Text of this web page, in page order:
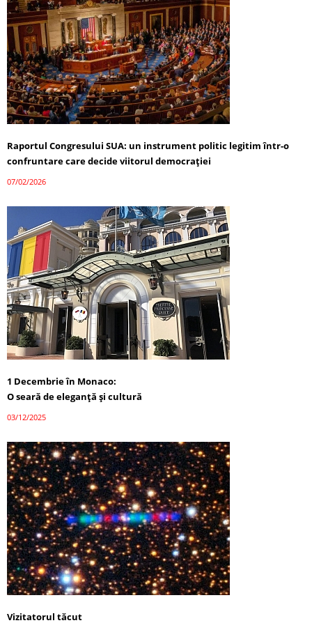
Raportul Congresului SUA: un instrument politic legitim într-o
confruntare care decide viitorul democrației
07/02/2026
1 Decembrie în Monaco:
O seară de eleganță și cultură
03/12/2025
Vizitatorul tăcut